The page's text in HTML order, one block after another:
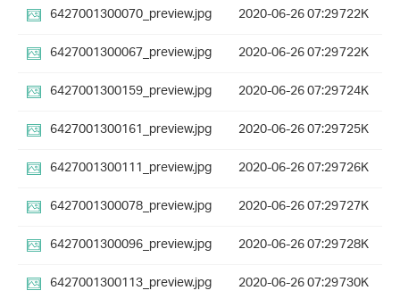
6427001300070_preview.jpg
2020-06-26 07:29722K
6427001300067_preview.jpg
2020-06-26 07:29722K
6427001300159_preview.jpg
2020-06-26 07:29724K
6427001300161_preview.jpg
2020-06-26 07:29725K
6427001300111_preview.jpg
2020-06-26 07:29726K
6427001300078_preview.jpg
2020-06-26 07:29727K
6427001300096_preview.jpg
2020-06-26 07:29728K
6427001300113_preview.jpg
2020-06-26 07:29730K